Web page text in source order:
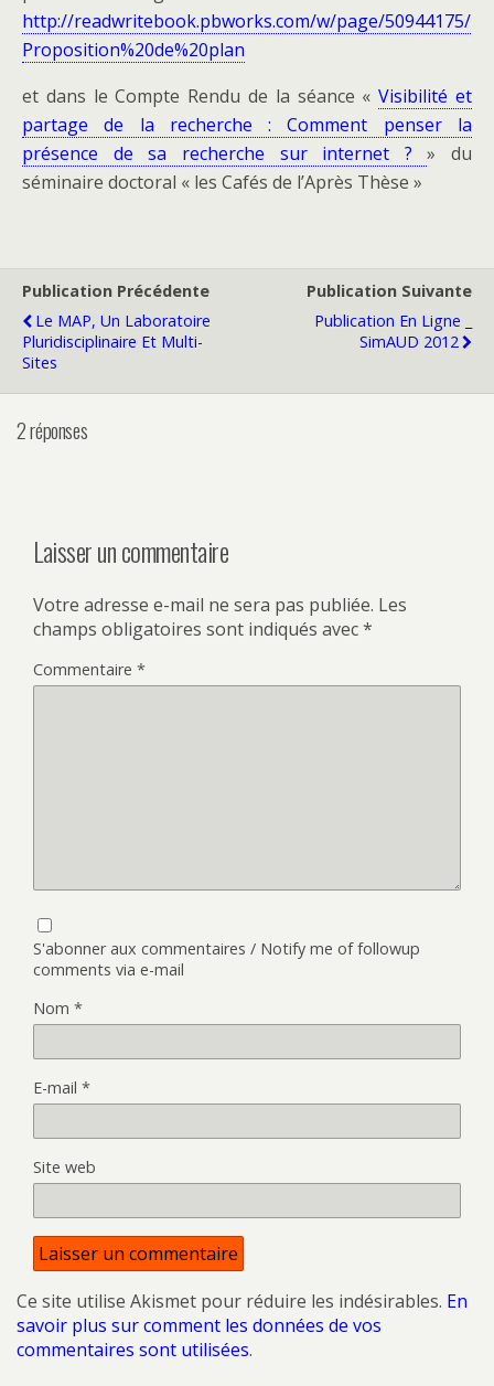
http://readwritebook.pbworks.com/w/page/50944175/
Proposition%20de%20plan
et dans le Compte Rendu de la séance «Visibilité et
partage de la recherche : Comment penser la
présence de sa recherche sur internet ?» du
séminaire doctoral « les Cafés de l’Après Thèse »
Publication Précédente
Le MAP, Un Laboratoire
Pluridisciplinaire Et Multi-
Sites
Publication Suivante
Publication En Ligne _
SimAUD 2012
2 réponses
Laisser un commentaire
Votre adresse e-mail ne sera pas publiée. Les
champs obligatoires sont indiqués avec*
Commentaire *
S'abonner aux commentaires / Notify me of followup
comments via e-mail
Nom *
E-mail *
Site web
Ce site utilise Akismet pour réduire les indésirables. En
savoir plus sur comment les données de vos
commentaires sont utilisées.